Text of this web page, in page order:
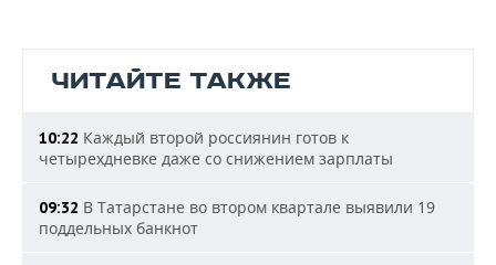
ЧИТАЙТЕ ТАКЖЕ
10:22 Каждый второй россиянин готов к
четырехдневке даже со снижением зарплаты
09:32 В Татарстане во втором квартале выявили 19
поддельных банкнот